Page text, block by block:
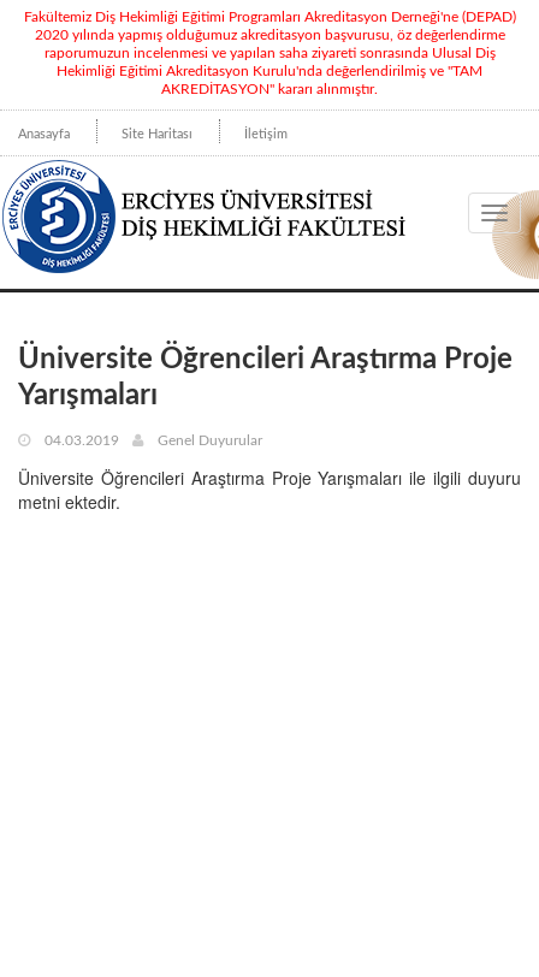
Fakültemiz Diş Hekimliği Eğitimi Programları Akreditasyon Derneği'ne (DEPAD)
2020 yılında yapmış olduğumuz akreditasyon başvurusu, öz değerlendirme
raporumuzun incelenmesi ve yapılan saha ziyareti sonrasında Ulusal Diş
Hekimliği Eğitimi Akreditasyon Kurulu'nda değerlendirilmiş ve "TAM
AKREDİTASYON" kararı alınmıştır.
Anasayfa Site Haritası İletişim
Üniversite Öğrencileri Araştırma Proje
Yarışmaları
04.03.2019 Genel Duyurular
Üniversite Öğrencileri Araştırma Proje Yarışmaları ile ilgili duyuru
metni ektedir.